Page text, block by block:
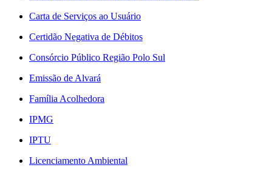
Carta de Serviços ao Usuário
Certidão Negativa de Débitos
Consórcio Público Região Polo Sul
Emissão de Alvará
Família Acolhedora
IPMG
IPTU
Licenciamento Ambiental